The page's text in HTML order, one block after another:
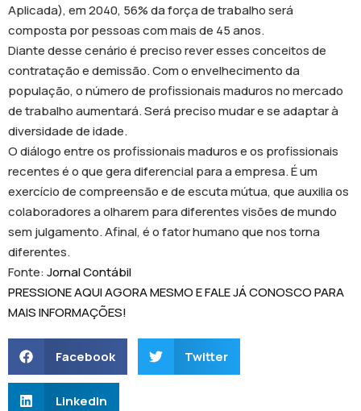
Aplicada), em 2040, 56% da força de trabalho será
composta por pessoas com mais de 45 anos.
Diante desse cenário é preciso rever esses conceitos de
contratação e demissão. Com o envelhecimento da
população, o número de profissionais maduros no mercado
de trabalho aumentará. Será preciso mudar e se adaptar à
diversidade de idade.
O diálogo entre os profissionais maduros e os profissionais
recentes é o que gera diferencial para a empresa. É um
exercício de compreensão e de escuta mútua, que auxilia os
colaboradores a olharem para diferentes visões de mundo
sem julgamento. Afinal, é o fator humano que nos torna
diferentes.
Fonte:Jornal Contábil
PRESSIONE AQUI AGORA MESMO E FALE JÁ CONOSCO PARA
MAIS INFORMAÇÕES!
Facebook Twitter
LinkedIn